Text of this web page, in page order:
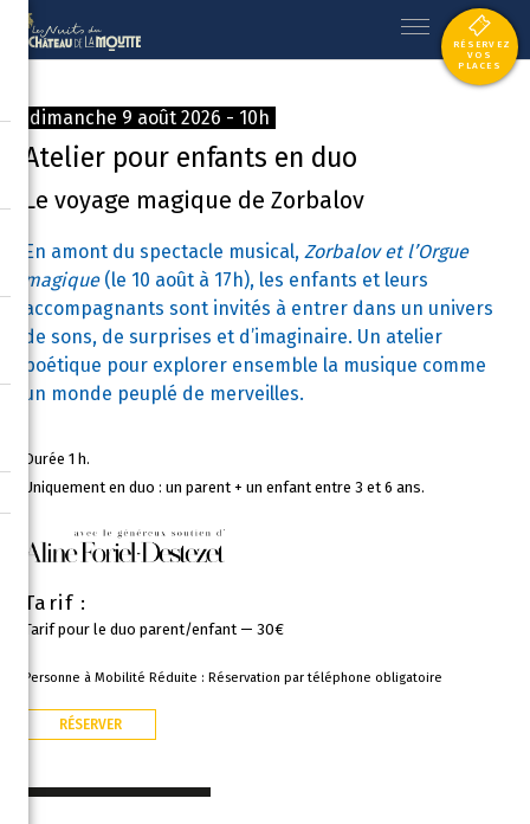
RÉSERVEZ
VOS
PLACES
dimanche 9 août 2026 - 10h
Atelier pour enfants en duo
Le voyage magique de Zorbalov
En amont du spectacle musical, Zorbalov et l’Orgue
magique(le 10 août à 17h), les enfants et leurs
accompagnants sont invités à entrer dans un univers
de sons, de surprises et d’imaginaire. Un atelier
poétique pour explorer ensemble la musique comme
un monde peuplé de merveilles.
Durée 1 h.
Uniquement en duo : un parent + un enfant entre 3 et 6 ans.
Tarif :
Tarif pour le duo parent/enfant — 30€
Personne à Mobilité Réduite : Réservation par téléphone obligatoire
RÉSERVER